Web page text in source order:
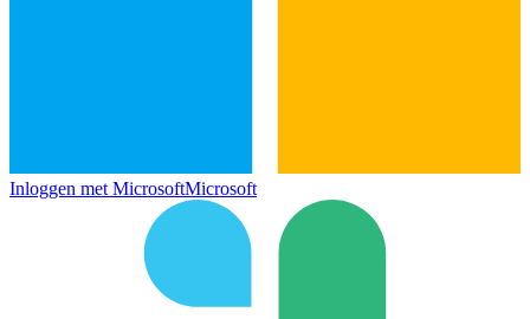
Inloggen met MicrosoftMicrosoft